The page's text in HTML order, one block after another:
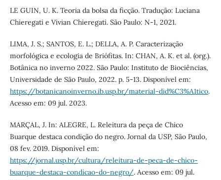
LE GUIN, U. K. Teoria da bolsa da ficção. Tradução: Luciana
Chieregati e Vivian Chieregati. São Paulo: N-1, 2021.
LIMA, J. S.; SANTOS, E. L.; DELLA, A. P. Caracterização
morfológica e ecologia de Briófitas. In: CHAN, A. K. et al. (org.).
Botânica no inverno 2022. São Paulo: Instituto de Biociências,
Universidade de São Paulo, 2022. p. 5-13. Disponível em:
https://botanicanoinverno.ib.usp.br/material-did%C3%A1tico.
Acesso em: 09 jul. 2023.
MARÇAL, J. In: ALEGRE, L. Releitura da peça de Chico
Buarque destaca condição do negro. Jornal da USP, São Paulo,
08 fev. 2019. Disponível em:
https://jornal.usp.br/cultura/releitura-de-peca-de-chico-
buarque-destaca-condicao-do-negro/. Acesso em: 09 jul.